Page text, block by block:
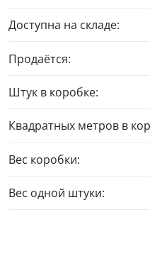
Доступна на складе:
Продаётся:
Штук в коробке:
Квадратных метров в
Вес коробки:
Вес одной штуки: